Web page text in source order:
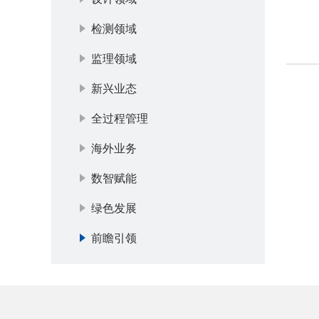
检测领域
监理领域
新兴业态
全过程管理
海外业务
数智赋能
绿色发展
前瞻引领